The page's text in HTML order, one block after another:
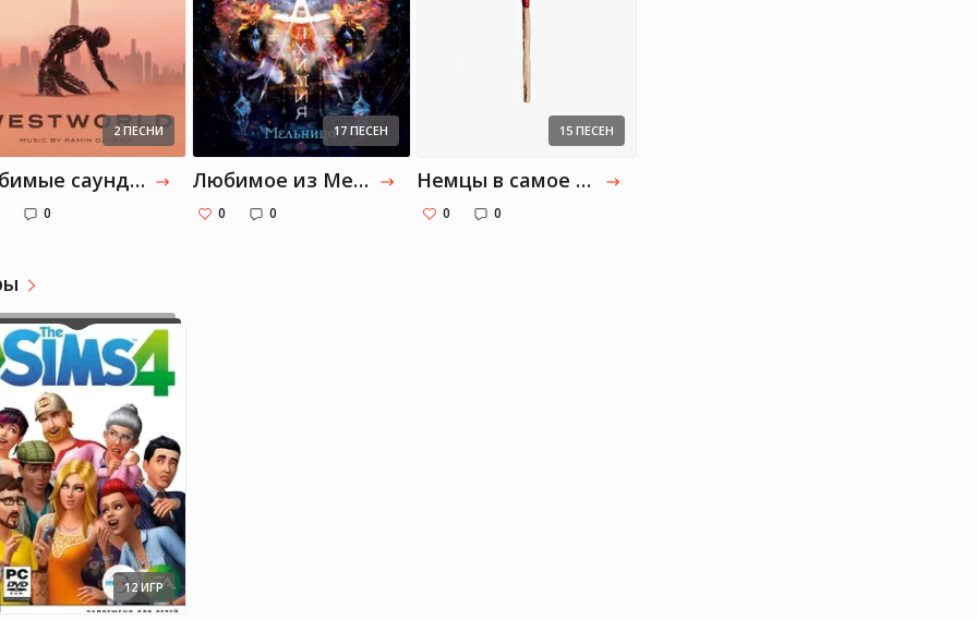
2 ПЕСНИ
Любимые саундтреки
Valerya_ya
Медицина, литература
0
17 ПЕСЕН
Любимое из Мельницы
Valerya_ya
Медицина, литература
0 0
15 ПЕСЕН
Немцы в самое сердечко!
Valerya_ya
0 0
12 ИГР
Valerya_ya
Медицина, литература